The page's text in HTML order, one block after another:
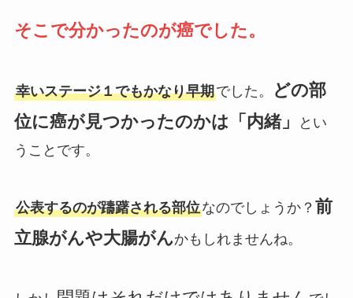
そこで分かったのが癌でした。
幸いステージ１でもかなり早期でした。
どの部
位に癌が見つかったのかは「内緒」
とい
うことです。
公表するのが躊躇される部位なのでしょうか？ 前
立腺がんや大腸がんかもしれませんね。